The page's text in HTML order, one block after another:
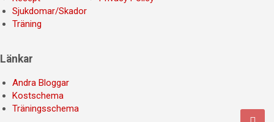
Sjukdomar/Skador
Träning
Länkar
Andra Bloggar
Kostschema
Träningsschema